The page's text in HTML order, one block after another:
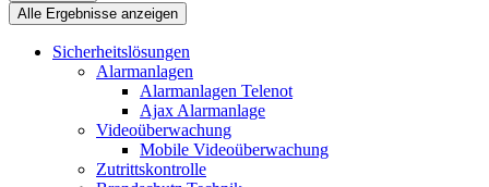
Alle Ergebnisse anzeigen
Sicherheitslösungen
Alarmanlagen
Alarmanlagen Telenot
Ajax Alarmanlage
Videoüberwachung
Mobile Videoüberwachung
Zutrittskontrolle